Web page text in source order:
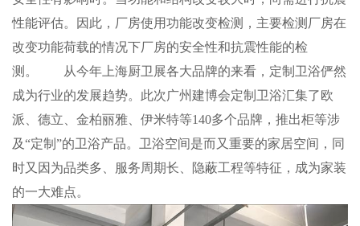
性能评估。因此，厂房使用功能改变检测，主要检测厂房在
改变功能荷载的情况下厂房的安全性和抗震性能的检
测。 从今年上海厨卫展各大品牌的来看，定制卫浴俨然
成为行业的发展趋势。此次广州建博会定制卫浴汇集了欧
派、德立、金柏丽雅、伊米特等140多个品牌，推出柜等涉
及“定制”的卫浴产品。卫浴空间是而又重要的家居空间，同
时又因为品类多、服务周期长、隐蔽工程等特征，成为家装
的一大难点。